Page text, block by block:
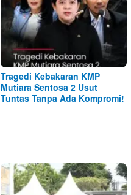
Tragedi Kebakaran KMP
Mutiara Sentosa 2 Usut
Tuntas Tanpa Ada Kompromi!